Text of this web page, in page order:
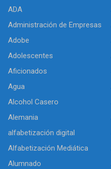
ADA
Administración de Empresas
Adobe
Adolescentes
Aficionados
Agua
Alcohol Casero
Alemania
alfabetización digital
Alfabetización Mediática
Alumnado